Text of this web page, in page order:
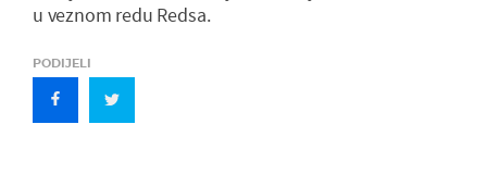
u veznom redu Redsa.
PODIJELI